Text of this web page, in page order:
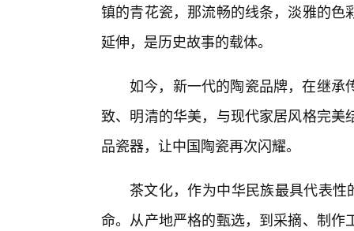
镇的青花瓷，那流畅的线条，淡雅的
延伸，是历史故事的载体。
如今，新一代的陶瓷品牌，在继承
致、明清的华美，与现代家居风格完
品瓷器，让中国陶瓷再次闪耀。
茶文化，作为中华民族最具代表性
命。从产地严格的甄选，到采摘、制